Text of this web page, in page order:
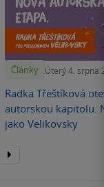
Články Úterý 4. srpna
Radka Třeštíková
autorskou kapitolu.
jako Velikovsky